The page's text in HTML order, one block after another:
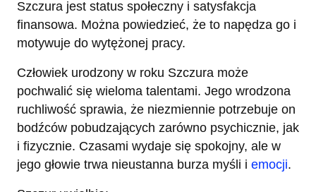
Szczura jest status społeczny i satysfakcja
finansowa. Można powiedzieć, że to napędza go i
motywuje do wytężonej pracy.
Człowiek urodzony w roku Szczura może
pochwalić się wieloma talentami. Jego wrodzona
ruchliwość sprawia, że niezmiennie potrzebuje on
bodźców pobudzających zarówno psychicznie, jak
i fizycznie. Czasami wydaje się spokojny, ale w
jego głowie trwa nieustanna burza myśli i emocji.